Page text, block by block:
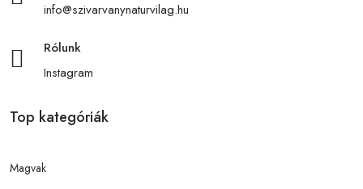
info@szivarvanynaturvilag.hu
Rólunk
Instagram
Top kategóriák
Magvak